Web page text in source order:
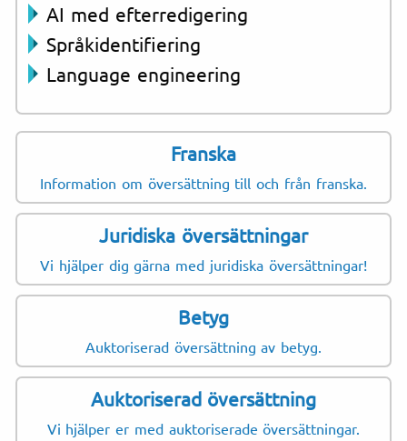
AI med efterredigering
Språkidentifiering
Language engineering
Franska
Information om översättning till och från franska.
Juridiska översättningar
Vi hjälper dig gärna med juridiska översättningar!
Betyg
Auktoriserad översättning av betyg.
Auktoriserad översättning
Vi hjälper er med auktoriserade översättningar.